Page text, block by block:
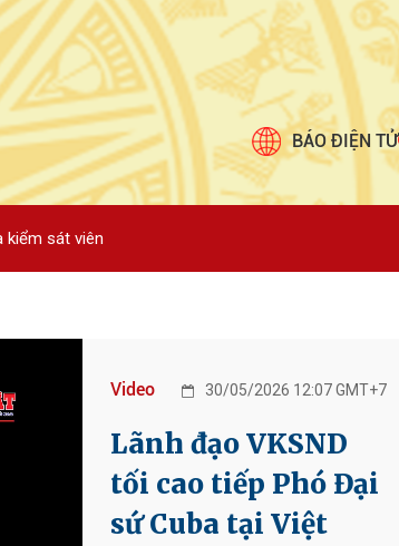
BÁO ĐIỆN TỬ
kiểm sát viên
Video 30/05/2026 12:07 GMT+7
Lãnh đạo VKSND
tối cao tiếp Phó Đại
sứ Cuba tại Việt